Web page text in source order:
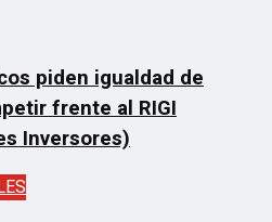
piden igualdad de
frente al RIGI
Inversores)